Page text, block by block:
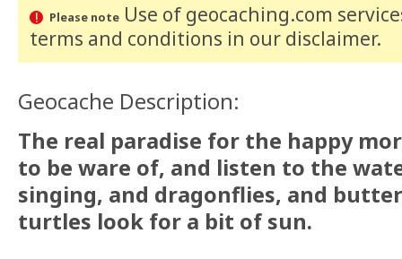
Please noteUse of geocaching.com
terms and conditions in our disclaimer.
Geocache Description:
The real paradise for the happy
to be ware of, and listen to the
singing, and dragonflies, and
turtles look for a bit of sun.